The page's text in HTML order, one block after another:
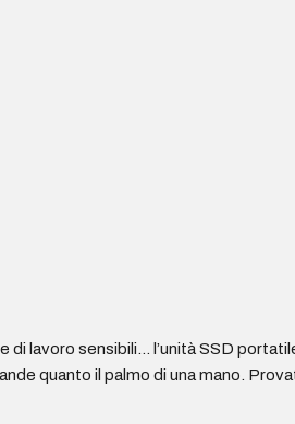
di lavoro sensibili… l’unità SSD
quanto il palmo di una mano.